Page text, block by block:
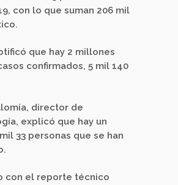
con lo que suman 206 mil
que hay 2 millones
confirmados, 5 mil 140
director de
explicó que hay un
33 personas que se han
con el reporte técnico